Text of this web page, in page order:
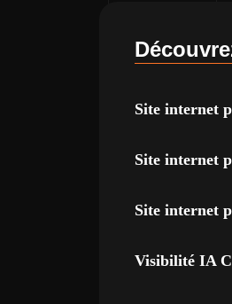
Site internet
Site internet
Site internet
Visibilité IA